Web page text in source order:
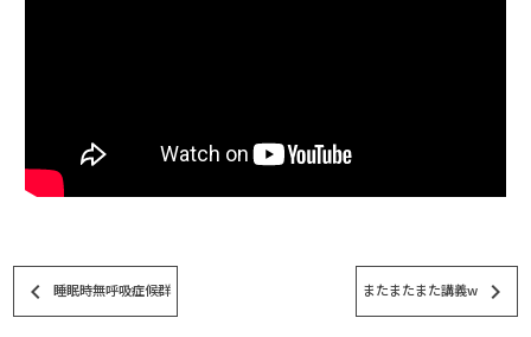
keyboard_arrow_left 睡眠時無呼吸症候群 またまたまた講義w keyboard_arrow_right